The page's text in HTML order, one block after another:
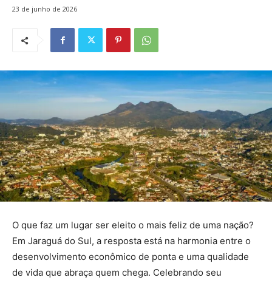
23 de junho de 2026
O que faz um lugar ser eleito o mais feliz de uma nação?
Em Jaraguá do Sul, a resposta está na harmonia entre o
desenvolvimento econômico de ponta e uma qualidade
de vida que abraça quem chega. Celebrando seu